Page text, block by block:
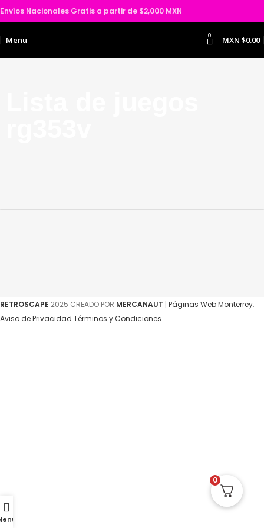
Envíos Nacionales Gratis a partir de $2,000 MXN
Menu 0 MXN $0.00
RETROSCAPE 2025 CREADO POR MERCANAUT | Páginas Web Monterrey.
Aviso de Privacidad Términos y Condiciones
0